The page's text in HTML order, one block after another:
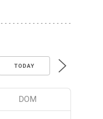
TODAY
DOM